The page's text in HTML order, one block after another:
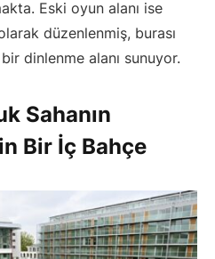
Eski oyun alanı ise
düzenlenmiş, burası
dinlenme alanı sunuyor.
Sahanın
Bir İç Bahçe